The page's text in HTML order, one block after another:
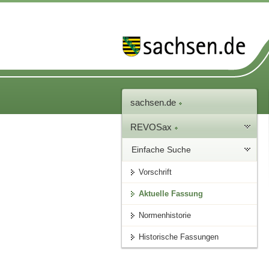
sachsen.de
REVOSax
Einfache Suche
Vorschrift
Aktuelle Fassung
Normenhistorie
Historische Fassungen